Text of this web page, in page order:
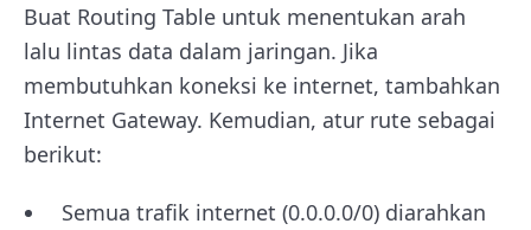
Buat Routing Table untuk menentukan arah
lalu lintas data dalam jaringan. Jika
membutuhkan koneksi ke internet, tambahkan
Internet Gateway. Kemudian, atur rute sebagai
berikut:
Semua trafik internet (0.0.0.0/0) diarahkan